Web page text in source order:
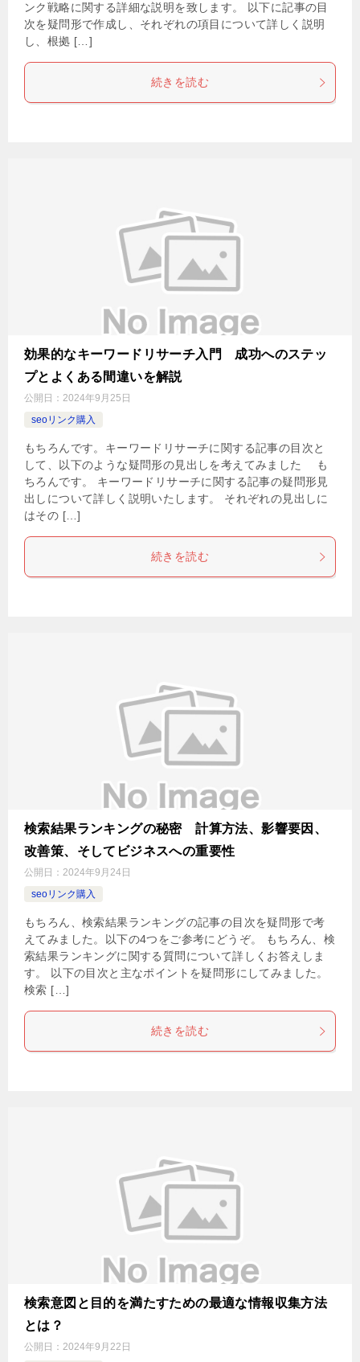
ンク戦略に関する詳細な説明を致します。 以下に記事の目
次を疑問形で作成し、それぞれの項目について詳しく説明
し、根拠 […]
続きを読む
効果的なキーワードリサーチ入門 成功へのステッ
プとよくある間違いを解説
公開日： 2024年9月25日
seoリンク購入
もちろんです。キーワードリサーチに関する記事の目次と
して、以下のような疑問形の見出しを考えてみました も
ちろんです。 キーワードリサーチに関する記事の疑問形見
出しについて詳しく説明いたします。 それぞれの見出しに
はその […]
続きを読む
検索結果ランキングの秘密 計算方法、影響要因、
改善策、そしてビジネスへの重要性
公開日： 2024年9月24日
seoリンク購入
もちろん、検索結果ランキングの記事の目次を疑問形で考
えてみました。以下の4つをご参考にどうぞ。 もちろん、検
索結果ランキングに関する質問について詳しくお答えしま
す。 以下の目次と主なポイントを疑問形にしてみました。
検索 […]
続きを読む
検索意図と目的を満たすための最適な情報収集方法
とは？
公開日： 2024年9月22日